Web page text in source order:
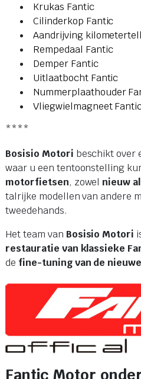
Krukas Fantic
Cilinderkop Fantic
Aandrijving
Rempedaal Fantic
Demper Fantic
Uitlaatbocht Fantic
Nummerplaathouder
Vliegwielmagneet
****
Bosisio Motori beschikt over
waar u een tentoonstelling
motorfietsen, zowel nieuw
talrijke modellen van andere
tweedehands.
Het team van Bosisio Motori
restauratie van klassieke
de fine-tuning van de
Fantic Motor